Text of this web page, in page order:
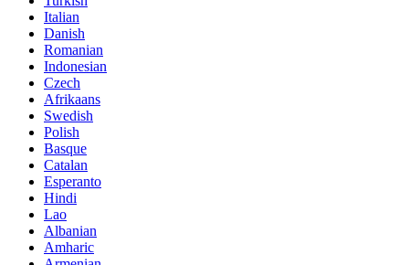
Italian
Danish
Romanian
Indonesian
Czech
Afrikaans
Swedish
Polish
Basque
Catalan
Esperanto
Hindi
Lao
Albanian
Amharic